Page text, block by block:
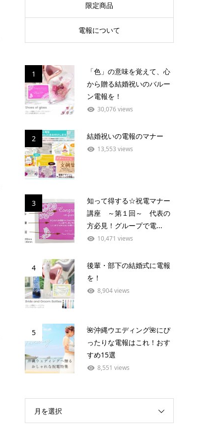
限定商品
電報について
1
「色」の意味を覚えて、心
から贈る結婚祝いのバルー
ン電報を！
30,076 views
2 結婚祝いの電報のマナー
13,553 views
3
知って得する☆祝電マナー
講座 ～第１回～ 代表の
方必見！グループで電...
10,471 views
4
後輩・部下の結婚式に電報
を！
8,904 views
5
🌺沖縄ウエディング🌺にぴ
ったりな電報はこれ！おす
すめ15選
8,551 views
月を選択